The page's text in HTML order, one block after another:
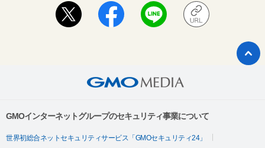
GMOインターネットグループのセキュリティ事業について
世界初総合ネットセキュリティサービス「GMOセキュリティ24」